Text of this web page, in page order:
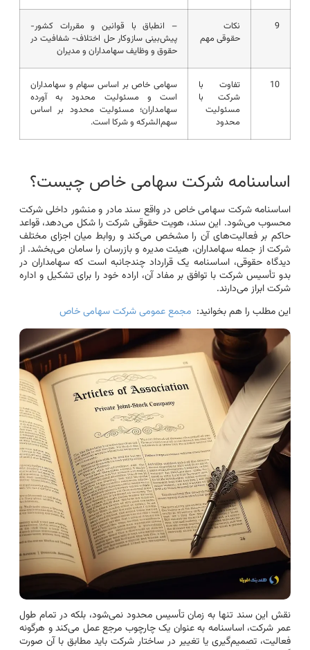
9
نکات
حقوقی مهم
– انطباق با قوانین و مقررات کشور-
پیش‌بینی سازوکار حل اختلاف- شفافیت در
حقوق و وظایف سهامداران و مدیران
10
تفاوت با
شرکت با
مسئولیت
محدود
سهامی خاص بر اساس سهام و سهامداران
است و مسئولیت محدود به آورده
سهامداران؛ مسئولیت محدود بر اساس
سهم‌الشرکه و شرکا است.
اساسنامه شرکت سهامی خاص چیست؟
اساسنامه شرکت سهامی خاص در واقع سند مادر و منشور داخلی شرکت
محسوب می‌شود. این سند، هویت حقوقی شرکت را شکل می‌دهد، قواعد
حاکم بر فعالیت‌های آن را مشخص می‌کند و روابط میان اجزای مختلف
شرکت از جمله سهامداران، هیئت مدیره و بازرسان را سامان می‌بخشد. از
دیدگاه حقوقی، اساسنامه یک قرارداد چندجانبه است که سهامداران در
بدو تأسیس شرکت با توافق بر مفاد آن، اراده خود را برای تشکیل و اداره
شرکت ابراز می‌دارند.
این مطلب را هم بخوانید: مجمع عمومی شرکت سهامی خاص
نقش این سند تنها به زمان تأسیس محدود نمی‌شود، بلکه در تمام طول
عمر شرکت، اساسنامه به عنوان یک چارچوب مرجع عمل می‌کند و هرگونه
فعالیت، تصمیم‌گیری یا تغییر در ساختار شرکت باید مطابق با آن صورت